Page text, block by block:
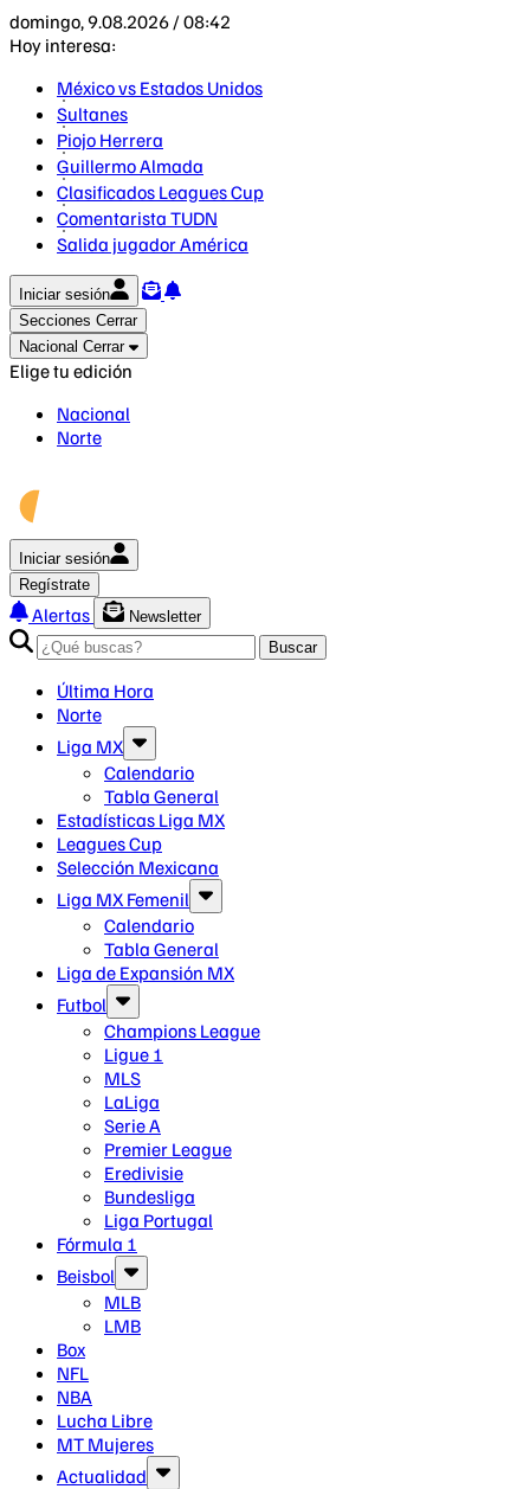
domingo, 9.08.2026 / 08:42
Hoy interesa:
México vs Estados Unidos
Sultanes
Piojo Herrera
Guillermo Almada
Clasificados Leagues Cup
Comentarista TUDN
Salida jugador América
Iniciar sesión
Secciones Cerrar
Nacional Cerrar
Elige tu edición
Nacional
Norte
Iniciar sesión
Regístrate
Alertas
Newsletter
Buscar
Última Hora
Norte
Liga MX
Calendario
Tabla General
Estadísticas Liga MX
Leagues Cup
Selección Mexicana
Liga MX Femenil
Calendario
Tabla General
Liga de Expansión MX
Futbol
Champions League
Ligue 1
MLS
LaLiga
Serie A
Premier League
Eredivisie
Bundesliga
Liga Portugal
Fórmula 1
Beisbol
MLB
LMB
Box
NFL
NBA
Lucha Libre
MT Mujeres
Actualidad